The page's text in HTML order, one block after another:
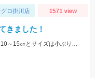
グロ掛川店 1571 view
きました！
今年初めての鮎釣りです。6時間半で14匹。10～15㎝とサイズは小ぶりでしたが楽しませて貰いました。